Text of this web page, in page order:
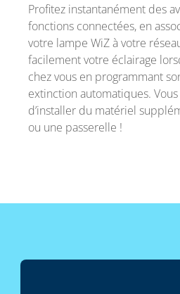
Profitez instantanément des
fonctions connectées, en
votre lampe WiZ à votre
facilement votre éclairage
chez vous en programmant
extinction automatiques. Vous
d’installer du matériel
ou une passerelle !